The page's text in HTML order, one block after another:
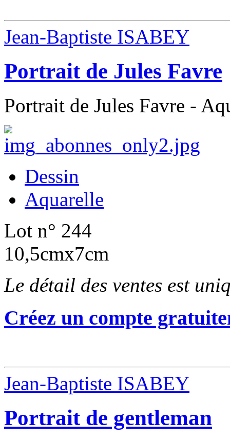
Jean-Baptiste ISABEY
Portrait de Jules Favre
Portrait de Jules Favre -
Dessin
Aquarelle
Lot n° 244
10,5cmx7cm
Le détail des ventes est
Créez un compte
Jean-Baptiste ISABEY
Portrait de gentleman